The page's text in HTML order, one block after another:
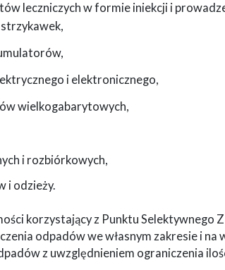
leczniczych w formie iniekcji i
strzykawek,
i elektronicznego,
wielkogabarytowych,
i rozbiórkowych,
i odzieży.
korzystający z Punktu Selektywnego
odpadów we własnym zakresie i na
z uwzględnieniem ograniczenia